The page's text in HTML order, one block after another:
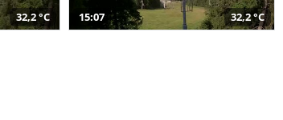
32,2 °C 15:07 32,2 °C